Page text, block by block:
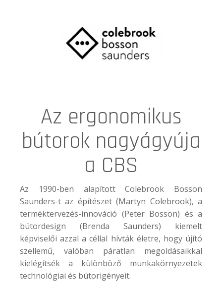
Az ergonomikus
bútorok nagyágyúja
a CBS
Az 1990-ben alapított Colebrook Bosson
Saunders-t az építészet (Martyn Colebrook), a
terméktervezés-innováció (Peter Bosson) és a
bútordesign (Brenda Saunders) kiemelt
képviselői azzal a céllal hívták életre, hogy újító
szellemű, valóban páratlan megoldásaikkal
kielégítsék a különböző munkakörnyezetek
technológiai és bútorigényeit.